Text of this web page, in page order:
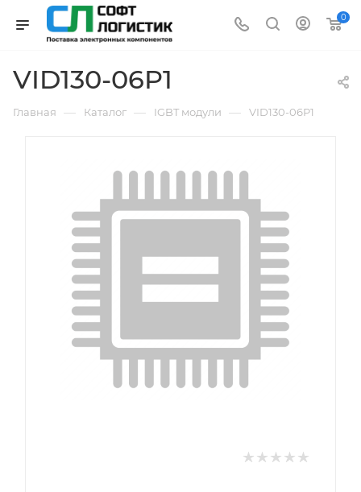
0
VID130-06P1
Главная — Каталог — IGBT модули — VID130-06P1